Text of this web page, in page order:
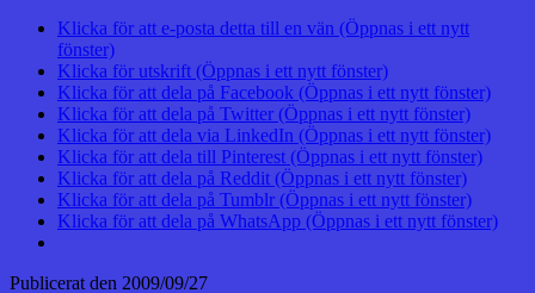
Klicka för att e-posta detta till en vän (Öppnas i ett nytt
fönster)
Klicka för utskrift (Öppnas i ett nytt fönster)
Klicka för att dela på Facebook (Öppnas i ett nytt fönster)
Klicka för att dela på Twitter (Öppnas i ett nytt fönster)
Klicka för att dela via LinkedIn (Öppnas i ett nytt fönster)
Klicka för att dela till Pinterest (Öppnas i ett nytt fönster)
Klicka för att dela på Reddit (Öppnas i ett nytt fönster)
Klicka för att dela på Tumblr (Öppnas i ett nytt fönster)
Klicka för att dela på WhatsApp (Öppnas i ett nytt fönster)
Publicerat den 2009/09/27